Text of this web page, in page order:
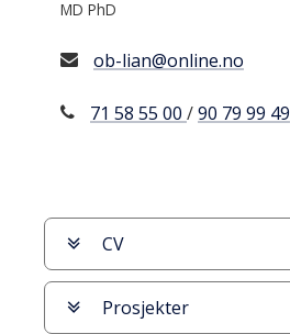
MD PhD
ob-lian@online.no
71 58 55 00 /90 79 99 49
Bla
til
bestemt
informasjon
CV
Prosjekter